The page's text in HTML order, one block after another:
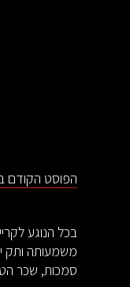
הפוסט הקודם
בכל הנוגע
משמעותה ותק
סמכות, שכר